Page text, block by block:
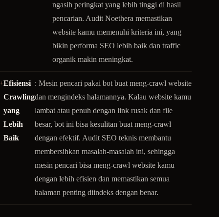
ngasih peringkat yang lebih tinggi di hasil
pencarian. Audit Noethera memastikan
website kamu memenuhi kriteria ini, yang
bikin performa SEO lebih baik dan traffic
organik makin meningkat.
Efisiensi
Crawling
yang
Lebih
Baik
: Mesin pencari pakai bot buat meng-crawl website
dan mengindeks halamannya. Kalau website kamu
lambat atau penuh dengan link rusak dan file
besar, bot ini bisa kesulitan buat meng-crawl
dengan efektif. Audit SEO teknis membantu
membersihkan masalah-masalah ini, sehingga
mesin pencari bisa meng-crawl website kamu
dengan lebih efisien dan memastikan semua
halaman penting diindeks dengan benar.